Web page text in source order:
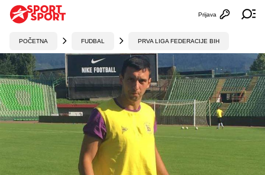
Otvori
Prijava
POČETNA FUDBAL PRVA LIGA FEDERACIJE BIH